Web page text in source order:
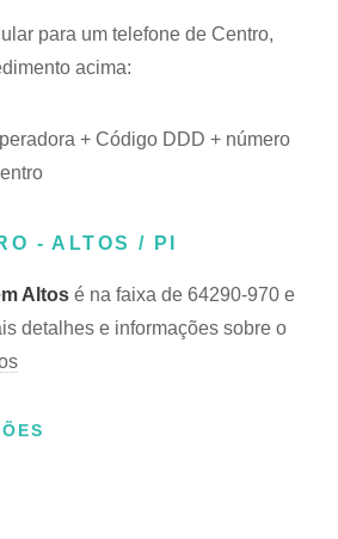
para um telefone de Centro,
acima:
+ Código DDD + número
- ALTOS / PI
Altos é na faixa de 64290-970 e
detalhes e informações sobre o